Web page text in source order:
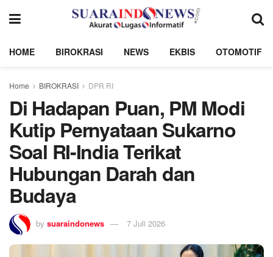
HOME BIROKRASI NEWS EKBIS OTOMOTIF
Home BIROKRASI DPR RI
Di Hadapan Puan, PM Modi
Kutip Pernyataan Sukarno
Soal RI-India Terikat
Hubungan Darah dan
Budaya
by suaraindonews 7 Juli 2026